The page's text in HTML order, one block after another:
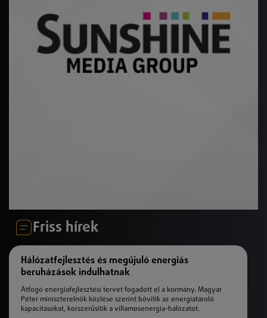
Friss hírek
Hálózatfejlesztés és megújuló energiás
beruházások indulhatnak
Átfogó energiafejlesztési tervet fogadott el a kormány. Magyar
Péter miniszterelnök közlése szerint bővítik az energiatároló
kapacitásokat, korszerűsítik a villamosenergia-hálózatot.